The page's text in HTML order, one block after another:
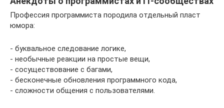
Профессия программиста породила отдельный пласт
юмора:
- буквальное следование логике,
- необычные реакции на простые вещи,
- сосуществование с багами,
- бесконечные обновления программного кода,
- сложности общения с пользователями.